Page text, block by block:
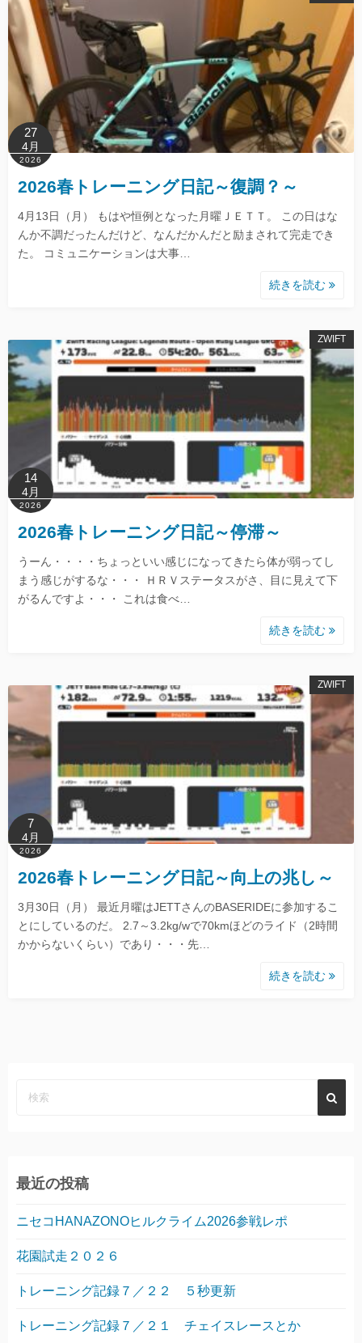
27
4月
2026
2026春トレーニング日記～復調？～
4月13日（月） もはや恒例となった月曜ＪＥＴＴ。 この日はな
んか不調だったんだけど、なんだかんだと励まされて完走でき
た。 コミュニケーションは大事…
続きを読む
ZWIFT
14
4月
2026
2026春トレーニング日記～停滞～
うーん・・・・ちょっといい感じになってきたら体が弱ってし
まう感じがするな・・・ ＨＲＶステータスがさ、目に見えて下
がるんですよ・・・ これは食べ…
続きを読む
ZWIFT
7
4月
2026
2026春トレーニング日記～向上の兆し～
3月30日（月） 最近月曜はJETTさんのBASERIDEに参加するこ
とにしているのだ。 2.7～3.2kg/wで70kmほどのライド（2時間
かからないくらい）であり・・・先…
続きを読む
最近の投稿
ニセコHANAZONOヒルクライム2026参戦レポ
花園試走２０２６
トレーニング記録７／２２ ５秒更新
トレーニング記録７／２１ チェイスレースとか